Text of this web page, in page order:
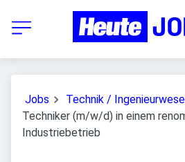
Jobs
Technik /
Techniker (m/w/d) in einem
Industriebetrieb